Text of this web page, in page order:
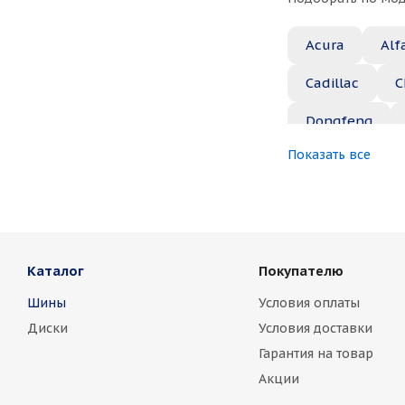
Acura
Cadillac
Dongfeng
Great Wall
Nissan
Rover
Toyota
Показать все
Каталог
Шины
Диски
Покупателю
Условия оплаты
Условия доставки
Гарантия на товар
Акции